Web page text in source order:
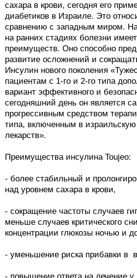
сахара в крови, сегодня его
диабетиков в Израиле. Это
сравнению с западным миром.
на ранних стадиях болезни
преимуществ. Оно способно
развитие осложнений и
Инсулин нового поколения
пациентам с 1-го и 2-го типа
вариант эффективного и
сегодняшний день он является
прогрессивным средством
типа, включенным в
лекарств».
Преимущества инсулина Toujeo:
- более стабильный и
над уровнем сахара в крови,
- сокращение частоты случаев
меньше случаев критического
концентрации глюкозы ночью и
- уменьшение риска прибавки в